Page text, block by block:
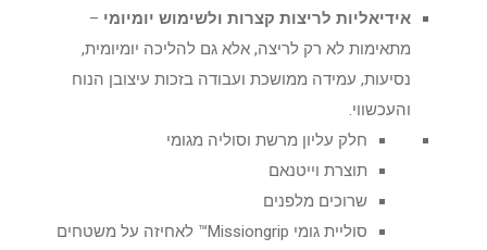
אידיאליות לריצות קצרות ולשימוש יומיומי –
מתאימות לא רק לריצה, אלא גם להליכה יומיומית,
נסיעות, עמידה ממושכת ועבודה בזכות עיצובן הנוח
והעכשווי.
חלק עליון מרשת וסוליה מגומי
תוצרת וייטנאם
שרוכים מלפנים
סוליית גומי Missiongrip™ לאחיזה על משטחים